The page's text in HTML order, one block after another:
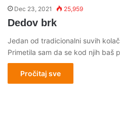
Dec 23, 2021 25,959
Dedov brk
Jedan od tradicionalni suvih
Primetila sam da se kod njih baš
Pročitaj sve